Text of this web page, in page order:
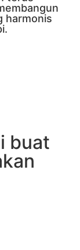
harmonis
buat